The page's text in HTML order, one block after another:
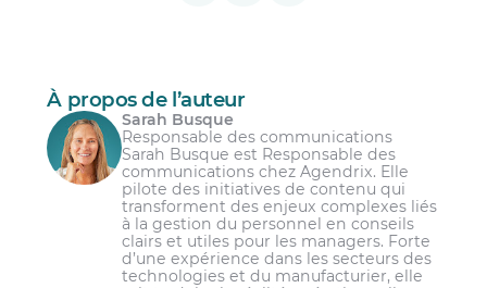
Les soins de santé;
Les résidences pour personnes âgées;
Les services d’urgence;
Une meilleure conciliation travail vie
personnelle;
Un respect accru de la vie privée des
employés;
Des fonctionnalités supplémentaires.
À propos de l’auteur
Sarah Busque
Responsable des communications
Sarah Busque est Responsable des
communications chez Agendrix. Elle
pilote des initiatives de contenu qui
transforment des enjeux complexes liés
à la gestion du personnel en conseils
clairs et utiles pour les managers. Forte
d’une expérience dans les secteurs des
technologies et du manufacturier, elle